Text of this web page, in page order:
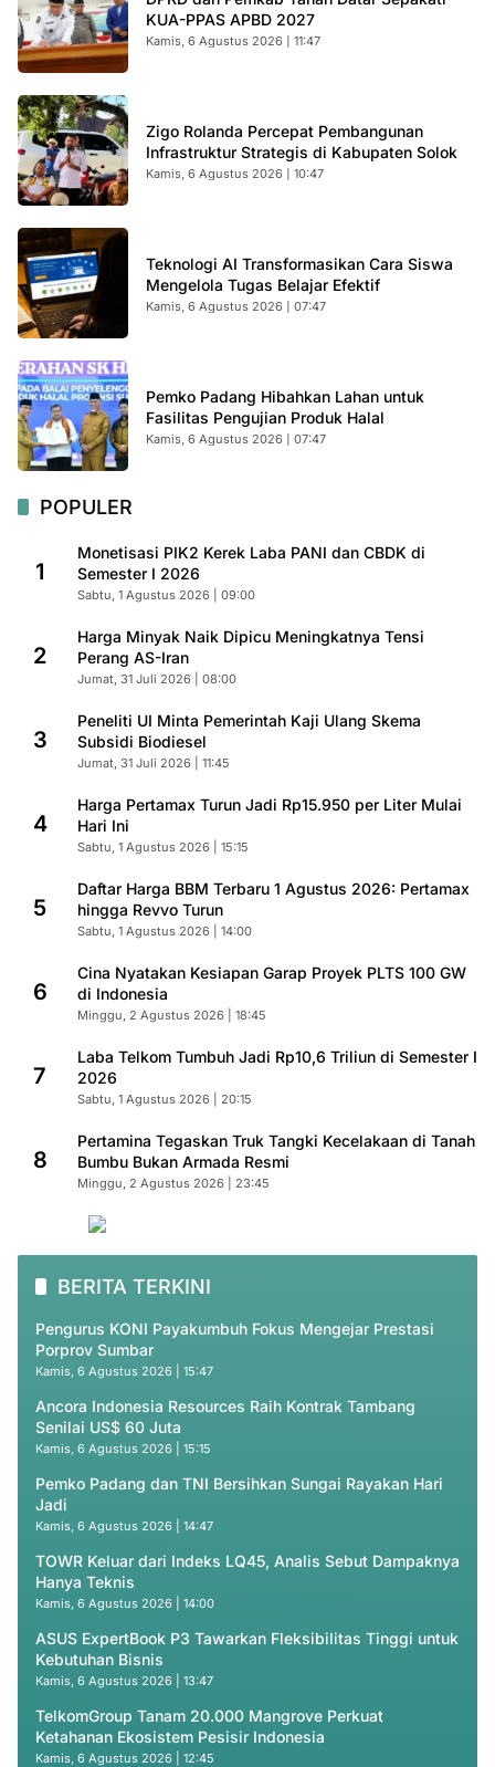
KUA-PPAS APBD 2027
Kamis, 6 Agustus 2026 | 11:47
Zigo Rolanda Percepat Pembangunan
Infrastruktur Strategis di Kabupaten Solok
Kamis, 6 Agustus 2026 | 10:47
Teknologi AI Transformasikan Cara Siswa
Mengelola Tugas Belajar Efektif
Kamis, 6 Agustus 2026 | 07:47
Pemko Padang Hibahkan Lahan untuk
Fasilitas Pengujian Produk Halal
Kamis, 6 Agustus 2026 | 07:47
POPULER
1
Monetisasi PIK2 Kerek Laba PANI dan CBDK di
Semester I 2026
Sabtu, 1 Agustus 2026 | 09:00
2
Harga Minyak Naik Dipicu Meningkatnya Tensi
Perang AS-Iran
Jumat, 31 Juli 2026 | 08:00
3
Peneliti UI Minta Pemerintah Kaji Ulang Skema
Subsidi Biodiesel
Jumat, 31 Juli 2026 | 11:45
4
Harga Pertamax Turun Jadi Rp15.950 per Liter Mulai
Hari Ini
Sabtu, 1 Agustus 2026 | 15:15
5
Daftar Harga BBM Terbaru 1 Agustus 2026: Pertamax
hingga Revvo Turun
Sabtu, 1 Agustus 2026 | 14:00
6
Cina Nyatakan Kesiapan Garap Proyek PLTS 100 GW
di Indonesia
Minggu, 2 Agustus 2026 | 18:45
7
Laba Telkom Tumbuh Jadi Rp10,6 Triliun di Semester I
2026
Sabtu, 1 Agustus 2026 | 20:15
8
Pertamina Tegaskan Truk Tangki Kecelakaan di Tanah
Bumbu Bukan Armada Resmi
Minggu, 2 Agustus 2026 | 23:45
BERITA TERKINI
Pengurus KONI Payakumbuh Fokus Mengejar Prestasi
Porprov Sumbar
Kamis, 6 Agustus 2026 | 15:47
Ancora Indonesia Resources Raih Kontrak Tambang
Senilai US$ 60 Juta
Kamis, 6 Agustus 2026 | 15:15
Pemko Padang dan TNI Bersihkan Sungai Rayakan Hari
Jadi
Kamis, 6 Agustus 2026 | 14:47
TOWR Keluar dari Indeks LQ45, Analis Sebut Dampaknya
Hanya Teknis
Kamis, 6 Agustus 2026 | 14:00
ASUS ExpertBook P3 Tawarkan Fleksibilitas Tinggi untuk
Kebutuhan Bisnis
Kamis, 6 Agustus 2026 | 13:47
TelkomGroup Tanam 20.000 Mangrove Perkuat
Ketahanan Ekosistem Pesisir Indonesia
Kamis, 6 Agustus 2026 | 12:45